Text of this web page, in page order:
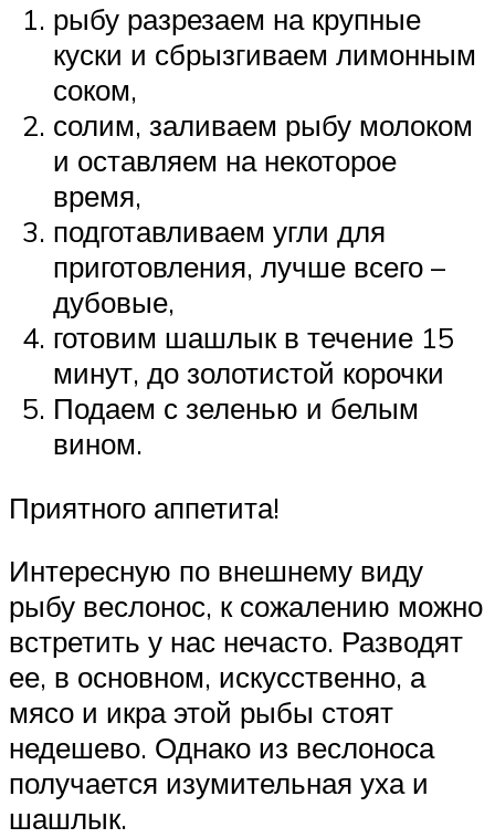
рыбу разрезаем на крупные
куски и сбрызгиваем лимонным
соком,
солим, заливаем рыбу молоком
и оставляем на некоторое
время,
подготавливаем угли для
приготовления, лучше всего –
дубовые,
готовим шашлык в течение 15
минут, до золотистой корочки
Подаем с зеленью и белым
вином.
Приятного аппетита!
Интересную по внешнему виду
рыбу веслонос, к сожалению можно
встретить у нас нечасто. Разводят
ее, в основном, искусственно, а
мясо и икра этой рыбы стоят
недешево. Однако из веслоноса
получается изумительная уха и
шашлык.